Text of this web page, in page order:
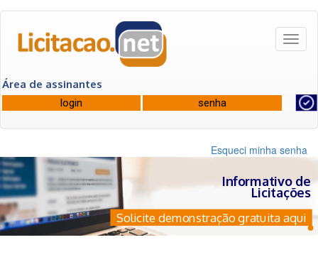
Área de assinantes
Esqueci minha senha
Informativo de
Licitações
Solicite demonstração gratuita aqui